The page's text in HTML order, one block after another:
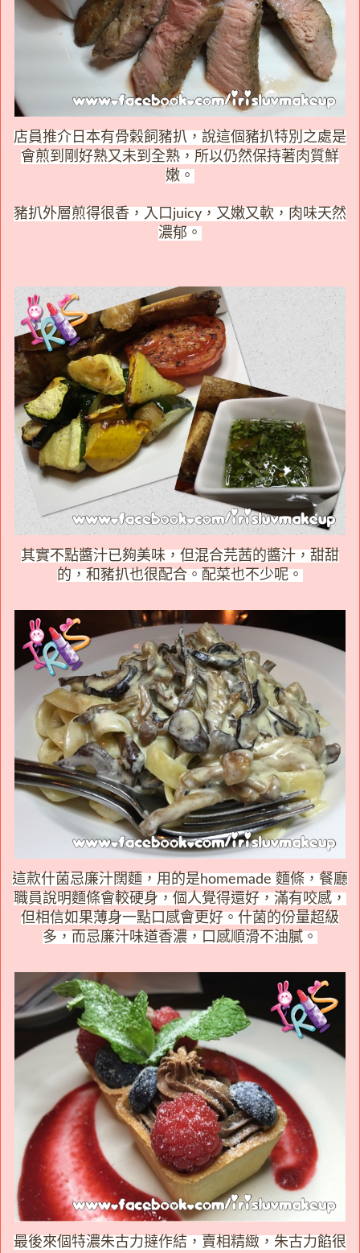
店員推介日本有骨榖飼豬扒，說這個豬扒特別之處是
會煎到剛好熟又未到全熟，所以仍然保持著肉質鮮
嫩。
豬扒外層煎得很香，入口juicy，又嫩又軟，肉味天然
濃郁。
其實不點醬汁已夠美味，但混合芫茜的醬汁，甜甜
的，和豬扒也很配合。配菜也不少呢。
這款什菌忌廉汁闊麵，用的是homemade 麵條，餐廳
職員說明麵條會較硬身，個人覺得還好，滿有咬感，
但相信如果薄身一點口感會更好。什菌的份量超級
多，而忌廉汁味道香濃，口感順滑不油膩。
最後來個特濃朱古力撻作結，賣相精緻，朱古力餡很